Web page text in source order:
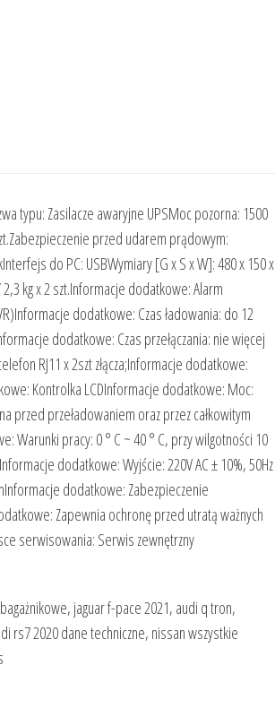
typu: Zasilacze awaryjne UPSMoc pozorna: 1500
przed udarem prądowym:
do PC: USBWymiary [G x S x W]: 480 x 150 x
kg x 2 szt.Informacje dodatkowe: Alarm
dodatkowe: Czas ładowania: do 12
dodatkowe: Czas przełączania: nie więcej
RJ11 x 2szt złącza;Informacje dodatkowe:
Kontrolka LCDInformacje dodatkowe: Moc:
przeładowaniem oraz przez całkowitym
pracy: 0 ° C ~ 40 ° C, przy wilgotności 10
dodatkowe: Wyjście: 220V AC ± 10%, 50Hz
dodatkowe: Zabezpieczenie
Zapewnia ochronę przed utratą ważnych
serwisowania: Serwis zewnętrzny
jaguar f-pace 2021, audi q tron,
rs7 2020 dane techniczne, nissan wszystkie